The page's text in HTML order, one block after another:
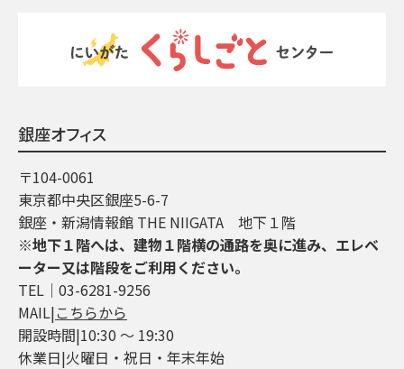
銀座オフィス
〒104-0061
東京都中央区銀座5-6-7
銀座・新潟情報館 THE NIIGATA 地下１階
※地下１階へは、建物１階横の通路を奥に進み、エレベ
ーター又は階段をご利用ください。
TEL│03-6281-9256
MAIL|こちらから
開設時間|10:30 ～ 19:30
休業日|火曜日・祝日・年末年始